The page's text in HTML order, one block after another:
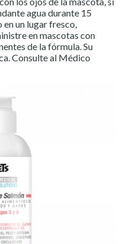
agua durante 15
un lugar fresco,
en mascotas con
de la fórmula. Su
Consulte al Médico